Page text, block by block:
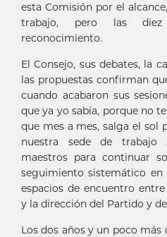
esta Comisión por el
trabajo, pero las diez
reconocimiento.
El Consejo, sus debates, la
las propuestas confirman
cuando acabaron sus
que ya yo sabía, porque no
que mes a mes, salga el sol
nuestra sede de trabajo
maestros para continuar
seguimiento sistemático
espacios de encuentro
y la dirección del Partido y
Los dos años y un poco